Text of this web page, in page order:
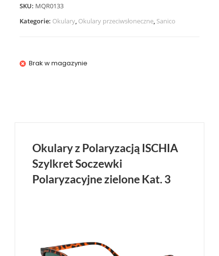
SKU: MQR0133
Kategorie: Okulary, Okulary przeciwsłoneczne, Sanico
Brak w magazynie
Okulary z Polaryzacją ISCHIA
Szylkret Soczewki
Polaryzacyjne zielone Kat. 3